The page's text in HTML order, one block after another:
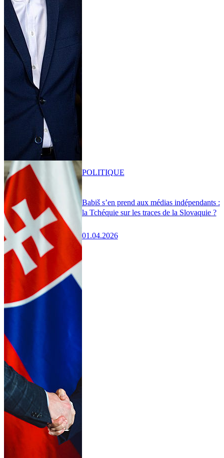
Babiš s’en prend aux médias indépendants :
la Tchéquie sur les traces de la Slovaquie ?
01.04.2026
POLITIQUE